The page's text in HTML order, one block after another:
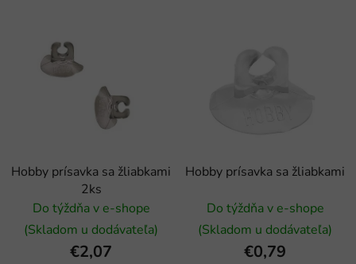
Hobby prísavka sa žliabkami
2ks
Do týždňa v e-shope
(Skladom u dodávateľa)
€2,07
Hobby prísavka sa žliabkami
Do týždňa v e-shope
(Skladom u dodávateľa)
€0,79